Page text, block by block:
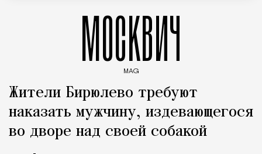
МОСКВИЧ
MAG
Жители Бирюлево требуют
наказать мужчину, издевающегося
во дворе над своей собакой